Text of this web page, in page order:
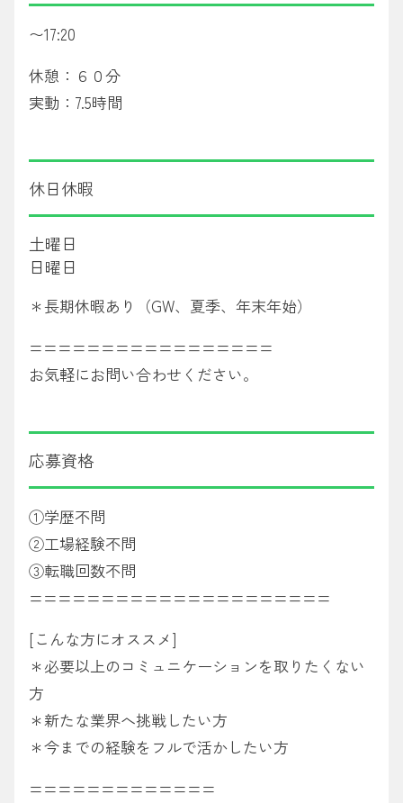
〜17:20
休憩：６０分
実動：7.5時間
休日休暇
土曜日
日曜日
＊長期休暇あり（GW、夏季、年末年始）
=================
お気軽にお問い合わせください。
応募資格
①学歴不問
②工場経験不問
③転職回数不問
=====================
[こんな方にオススメ]
＊必要以上のコミュニケーションを取りたくない
方
＊新たな業界へ挑戦したい方
＊今までの経験をフルで活かしたい方
=============